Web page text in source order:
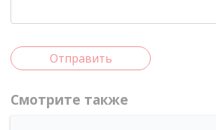
Отправить
Смотрите также